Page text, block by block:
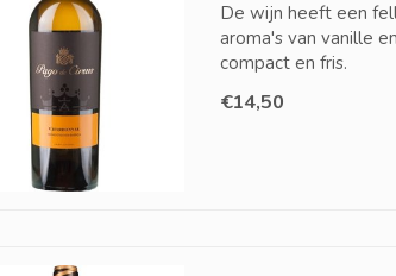
De wijn heeft een
aroma's van vanille
compact en fris.
€14,50